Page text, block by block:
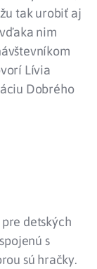
tak urobiť aj
nim
Lívia
Dobrého
detských
s
sú hračky.